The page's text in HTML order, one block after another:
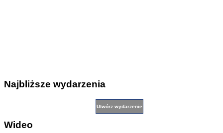
Najbliższe wydarzenia
Wideo